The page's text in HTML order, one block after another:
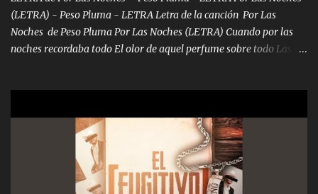
(LETRA) - Peso Pluma - LETRA Letra de la canción Por Las
Noches de Peso Pluma Por Las Noches (LETRA) Cuando por las
noches recordaba todo El olor de aquel perfume sobre todo Las
estár Pasarán... Solito me dejaras Intentar... Solo un beso y tú te vas
De mi vida... Cómo tú no hay nadie más No hay nadie
más Si te sientes sola no me llames porfa Me pongo sencible e
imagino tu sombra Clase azul es el tequila e interior la ropa Clip
cap la champagne el polvo es color rosa Me contacto un ángel eres